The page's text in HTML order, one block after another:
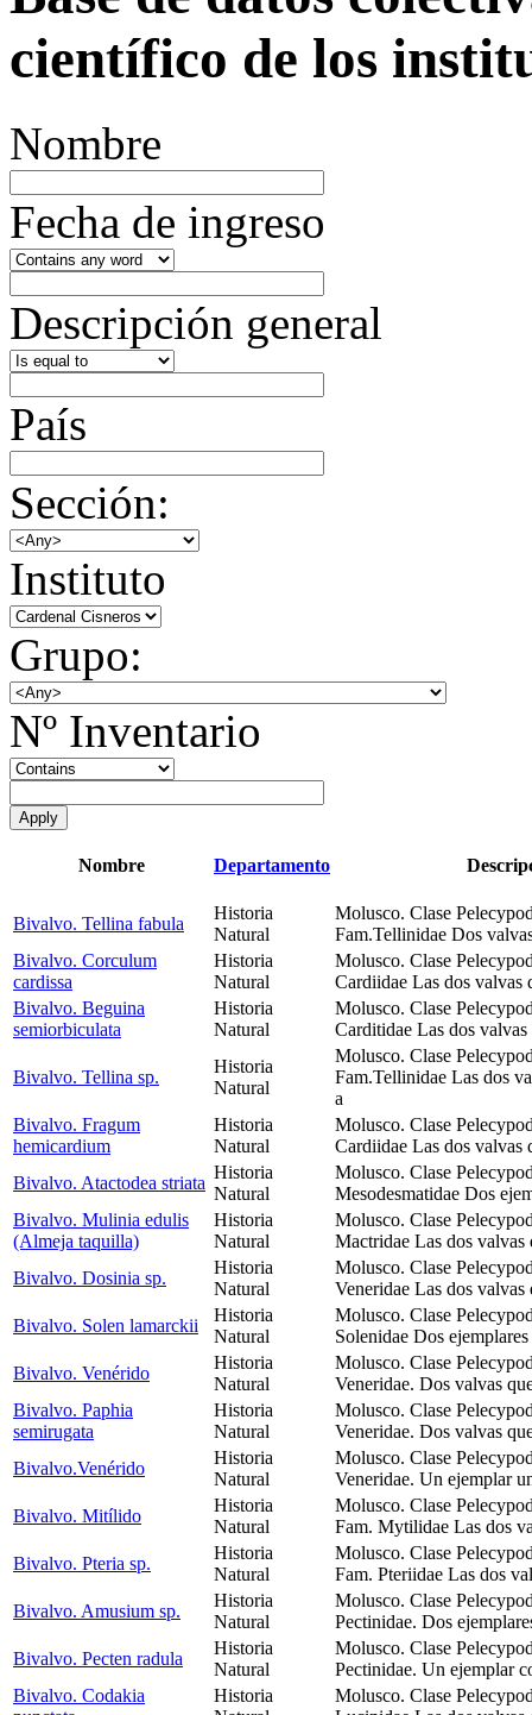
científico de los
Nombre
Fecha de ingreso
Descripción general
País
Sección:
Instituto
Grupo:
Nº Inventario
Nombre Departamento
Bivalvo. Tellina fabula
Historia
Natural
Molusco. Clase
Fam.Tellinidae Dos
Bivalvo. Corculum
cardissa
Historia
Natural
Molusco. Clase
Cardiidae Las dos valvas
Bivalvo. Beguina
semiorbiculata
Historia
Natural
Molusco. Clase
Carditidae Las dos
Bivalvo. Tellina sp.
Historia
Natural
Molusco. Clase
Fam.Tellinidae Las dos
a
Bivalvo. Fragum
hemicardium
Historia
Natural
Molusco. Clase
Cardiidae Las dos valvas
Bivalvo. Atactodea striata
Historia
Natural
Molusco. Clase
Mesodesmatidae Dos
Bivalvo. Mulinia edulis
(Almeja taquilla)
Historia
Natural
Molusco. Clase
Mactridae Las dos valvas
Bivalvo. Dosinia sp.
Historia
Natural
Molusco. Clase
Veneridae Las dos
Bivalvo. Solen lamarckii
Historia
Natural
Molusco. Clase
Solenidae Dos
Bivalvo. Venérido
Historia
Natural
Molusco. Clase
Veneridae. Dos valvas
Bivalvo. Paphia
semirugata
Historia
Natural
Molusco. Clase
Veneridae. Dos valvas
Bivalvo.Venérido
Historia
Natural
Molusco. Clase
Veneridae. Un ejemplar
Bivalvo. Mitílido
Historia
Natural
Molusco. Clase
Fam. Mytilidae Las dos
Bivalvo. Pteria sp.
Historia
Natural
Molusco. Clase
Fam. Pteriidae Las dos
Bivalvo. Amusium sp.
Historia
Natural
Molusco. Clase
Pectinidae. Dos
Bivalvo. Pecten radula
Historia
Natural
Molusco. Clase
Pectinidae. Un ejemplar
Bivalvo. Codakia
Historia
Molusco. Clase